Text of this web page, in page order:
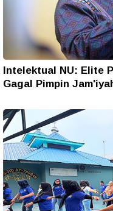
Intelektual NU: Elite
Gagal Pimpin